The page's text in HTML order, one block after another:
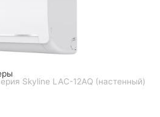
Skyline LAC-12AQ (настенный)